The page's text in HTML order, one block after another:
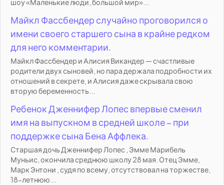
шоу «Маленькие люди, большой мир»...
Майкл Фассбендер случайно проговорился о
имени своего старшего сына в крайне редком
для него комментарии.
Майкл Фассбендер и Алисия Викандер — счастливые
родители двух сыновей, но пара держала подробности их
отношений в секрете, и Алисия даже скрывала свою
вторую беременность...
Ребенок Дженнифер Лопес впервые сменил
имя на выпускном в средней школе – при
поддержке сына Бена Аффлека.
Старшая дочь Дженнифер Лопес , Эмме Марибель
Муньис, окончила среднюю школу 28 мая. Отец Эмме,
Марк Энтони , судя по всему, отсутствовал на торжестве,
18-летнюю...